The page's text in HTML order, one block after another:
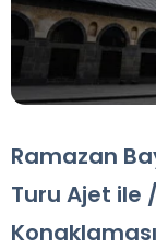
Ramazan
Turu Ajet ile
Konaklaması